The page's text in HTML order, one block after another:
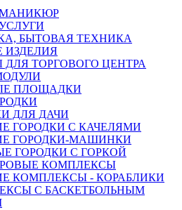
МАНИКЮР
БЫТОВАЯ ТЕХНИКА
ИЗДЕЛИЯ
ТОРГОВОГО ЦЕНТРА
ПЛОЩАДКИ
ДЛЯ ДАЧИ
ГОРОДКИ С КАЧЕЛЯМИ
ГОРОДКИ-МАШИНКИ
ГОРОДКИ С ГОРКОЙ
КОМПЛЕКСЫ
КОМПЛЕКСЫ - КОРАБЛИКИ
С БАСКЕТБОЛЬНЫМ